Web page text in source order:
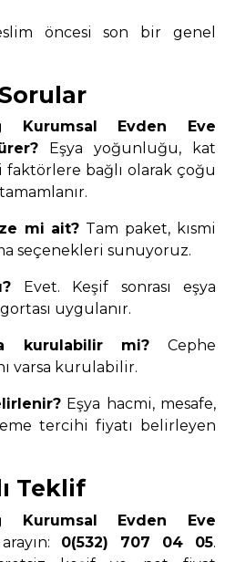
öncesi son bir genel
Kurumsal Evden Eve
Eşya yoğunluğu, kat
bağlı olarak çoğu
mi ait? Tam paket, kısmi
seçenekleri sunuyoruz.
Evet. Keşif sonrası eşya
uygulanır.
kurulabilir mi? Cephe
varsa kurulabilir.
Eşya hacmi, mesafe,
tercihi fiyatı belirleyen
Teklif
Kurumsal Evden Eve
0(532) 707 04 05.